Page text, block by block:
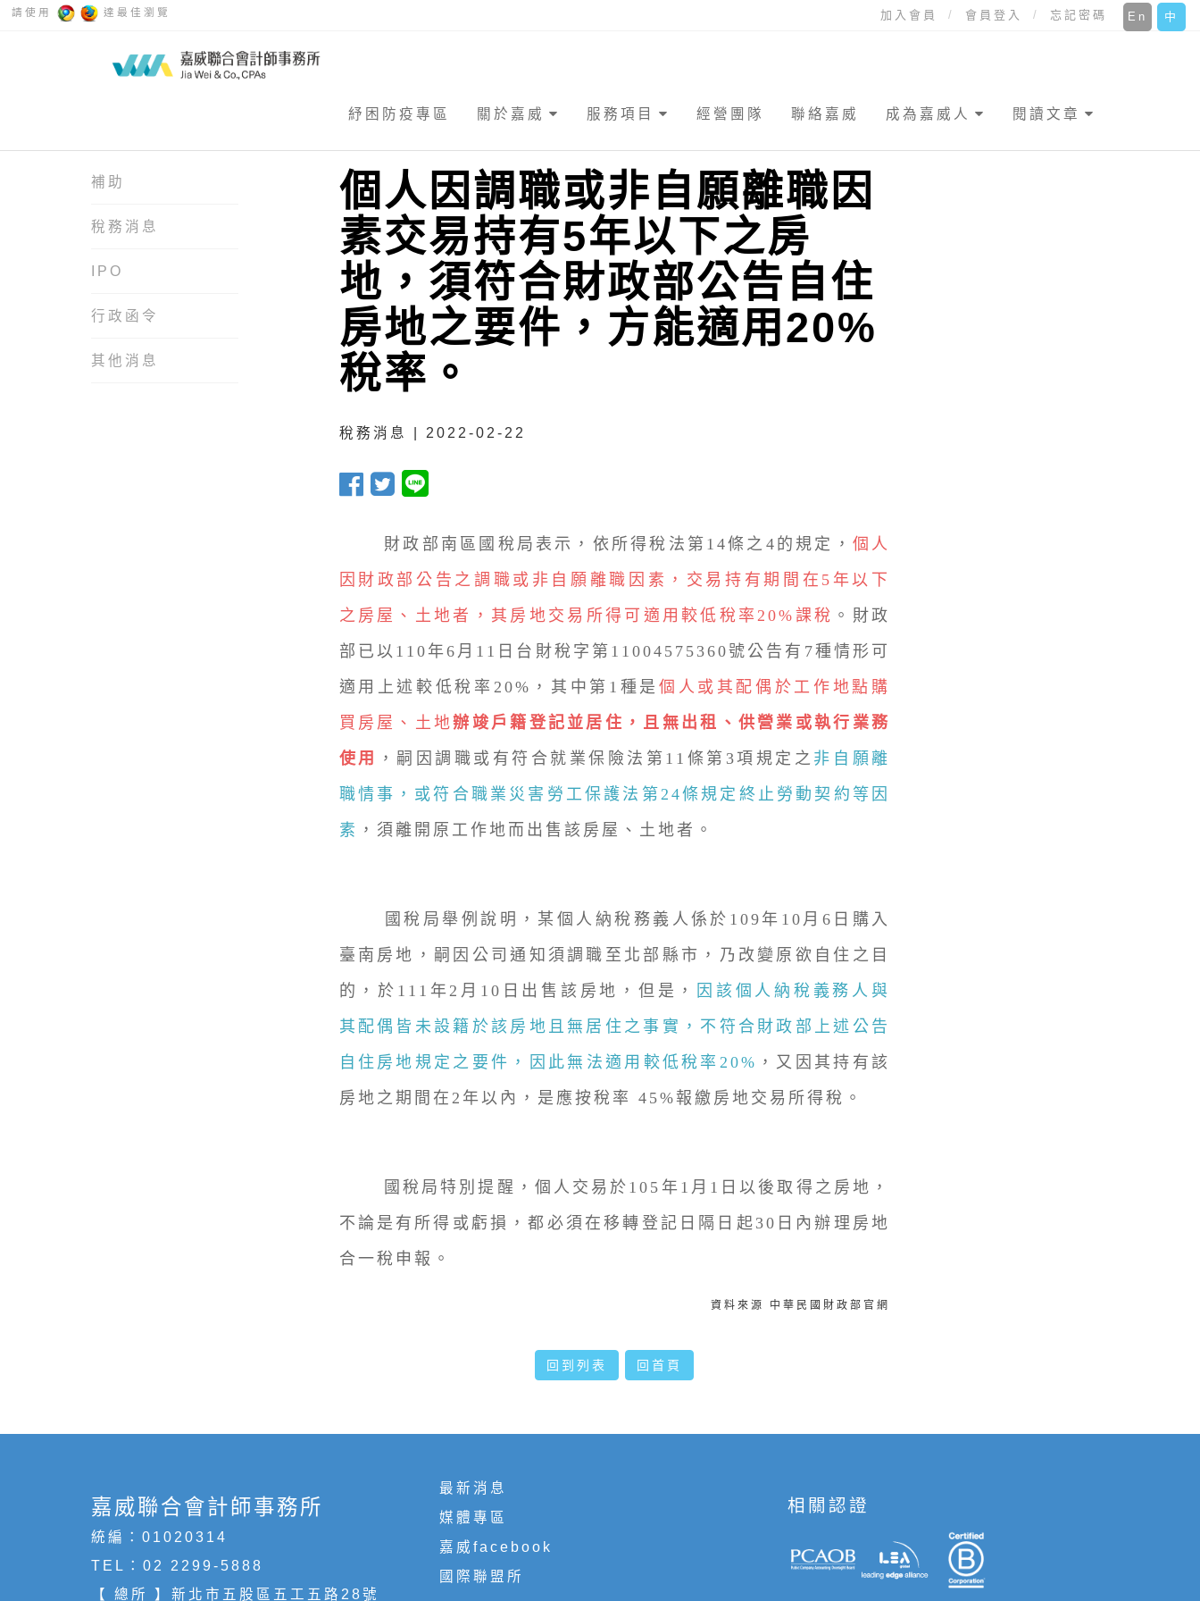
請使用 達最佳瀏覽 中
En
加入會員 會員登入 忘記密碼
紓困防疫專區 關於嘉威 服務項目 經營團隊 聯絡嘉威 成為嘉威人 閱讀文章
補助
稅務消息
IPO
行政函令
其他消息
個人因調職或非自願離職因
素交易持有5年以下之房
地，須符合財政部公告自住
房地之要件，方能適用20%
稅率。
稅務消息 | 2022-02-22
財政部南區國稅局表示，依所得稅法第14條之4的規定， 個人
因財政部公告之調職或非自願離職因素，交易持有期間在5年以下
之房屋、土地者，其房地交易所得可適用較低稅率20%課稅 。財政
部已以110年6月11日台財稅字第11004575360號公告有7種情形可
適用上述較低稅率20%，其中第1種是 個人或其配偶於工作地點購
買房屋、土地辦竣戶籍登記並居住，且無出租、供營業或執行業務
使用
，嗣因調職或有符合就業保險法第11條第3項規定之 非自願離
職情事，或符合職業災害勞工保護法第24條規定終止勞動契約等因
素 ，須離開原工作地而出售該房屋、土地者。
國稅局舉例說明，某個人納稅務義人係於109年10月6日購入
臺南房地，嗣因公司通知須調職至北部縣市，乃改變原欲自住之目
的，於111年2月10日出售該房地，但是，
因該個人納稅義務人與
其配偶皆未設籍於該房地且無居住之事實，不符合財政部上述公告
自住房地規定之要件，因此無法適用較低稅率20% ，又因其持有該
房地之期間在2年以內，是應按稅率 45%報繳房地交易所得稅。
國稅局特別提醒，個人交易於105年1月1日以後取得之房地，
不論是有所得或虧損，都必須在移轉登記日隔日起30日內辦理房地
合一稅申報。
資料來源 中華民國財政部官網
回到列表 回首頁
嘉威聯合會計師事務所
統編：01020314
TEL： 02 2299-5888
【 總所 】新北市五股區五工五路28號
最新消息
媒體專區
嘉威facebook
國際聯盟所
相關認證